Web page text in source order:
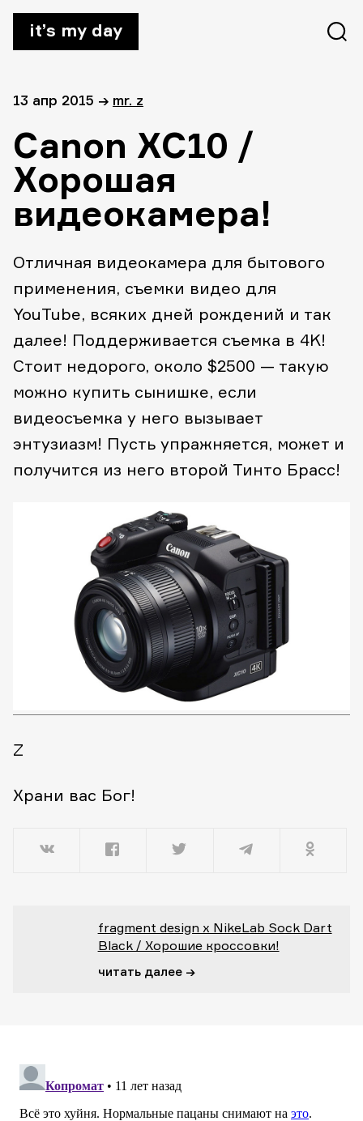
it’s my day
13 апр 2015 → mr. z
Canon XC10 /
Хорошая
видеокамера!
Отличная видеокамера для бытового
применения, съемки видео для
YouTube, всяких дней рождений и так
далее! Поддерживается съемка в 4K!
Стоит недорого, около $2500 — такую
можно купить сынишке, если
видеосъемка у него вызывает
энтузиазм! Пусть упражняется, может и
получится из него второй Тинто Брасс!
Z
Храни вас Бог!
fragment design x NikeLab Sock Dart
Black / Хорошие кроссовки!
читать далее →